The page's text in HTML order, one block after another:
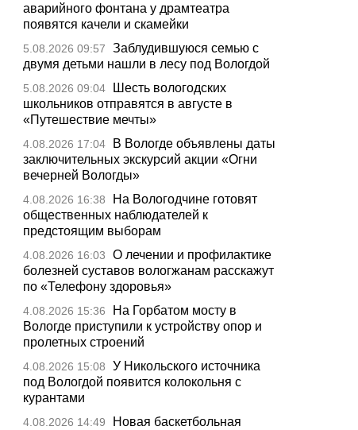
аварийного фонтана у драмтеатра
появятся качели и скамейки
5.08.2026 09:57
Заблудившуюся семью с
двумя детьми нашли в лесу под Вологдой
5.08.2026 09:04
Шесть вологодских
школьников отправятся в августе в
«Путешествие мечты»
4.08.2026 17:04
В Вологде объявлены даты
заключительных экскурсий акции «Огни
вечерней Вологды»
4.08.2026 16:38
На Вологодчине готовят
общественных наблюдателей к
предстоящим выборам
4.08.2026 16:03
О лечении и профилактике
болезней суставов вологжанам расскажут
по «Телефону здоровья»
4.08.2026 15:36
На Горбатом мосту в
Вологде приступили к устройству опор и
пролетных строений
4.08.2026 15:08
У Никольского источника
под Вологдой появится колокольня с
курантами
4.08.2026 14:49
Новая баскетбольная